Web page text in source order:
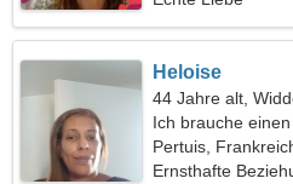
Heloise
44 Jahre alt,
Ich brauche
Pertuis,
Ernsthafte